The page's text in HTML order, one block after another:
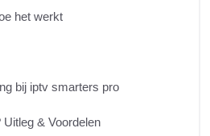
het werkt
bij iptv smarters pro
& Voordelen